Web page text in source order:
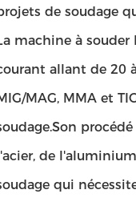
de soudage
machine à
allant de 20
MAG, MMA et
de
qui